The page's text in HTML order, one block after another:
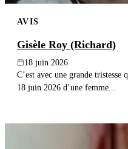
AVIS
Gisèle Roy (Richard)
18 juin 2026
C’est avec une grande tristesse
18 juin 2026 d’une femme...